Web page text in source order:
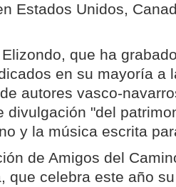
Estados Unidos,
que ha
en su mayoría a
autores vasco-
divulgación "del
y la música escrita
de Amigos del
que celebra este año